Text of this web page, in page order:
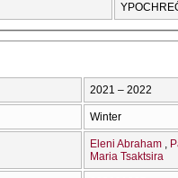
2021 – 2022
Winter
Eleni Abraham
Maria Tsaktsira